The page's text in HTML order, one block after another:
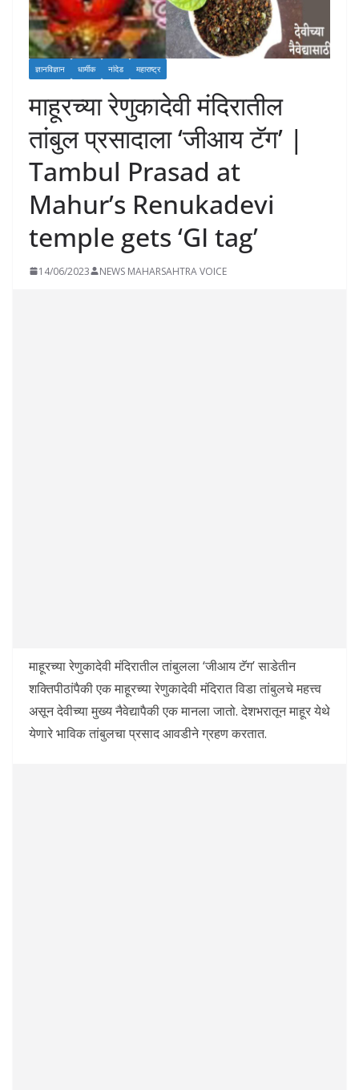
ज्ञानविज्ञान धार्मीक नांदेड महाराष्ट्र
माहूरच्या रेणुकादेवी मंदिरातील
तांबुल प्रसादाला ‘जीआय टॅग’ |
Tambul Prasad at
Mahur’s Renukadevi
temple gets ‘GI tag’
14/06/2023 NEWS MAHARSAHTRA VOICE
माहूरच्या रेणुकादेवी मंदिरातील तांबुलला ‘जीआय टॅग’ साडेतीन
शक्तिपीठांपैकी एक माहूरच्या रेणुकादेवी मंदिरात विडा तांबुलचे महत्त्व
असून देवीच्या मुख्य नैवेद्यापैकी एक मानला जातो. देशभरातून माहूर येथे
येणारे भाविक तांबुलचा प्रसाद आवडीने ग्रहण करतात.